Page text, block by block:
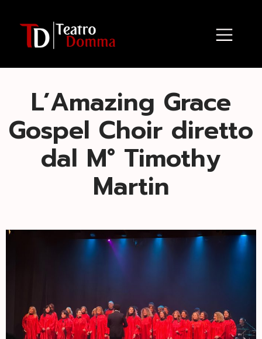
L’Amazing Grace
Gospel Choir diretto
dal M° Timothy
Martin